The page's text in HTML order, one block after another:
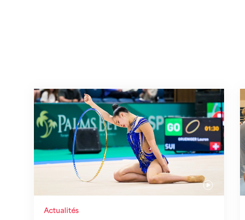
Actualités
Prochaine étape : les Championnats du monde